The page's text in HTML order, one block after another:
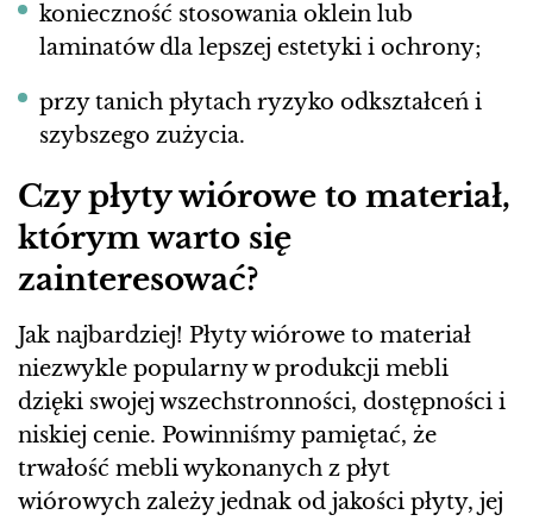
konieczność stosowania oklein lub
laminatów dla lepszej estetyki i ochrony;
przy tanich płytach ryzyko odkształceń i
szybszego zużycia.
Czy płyty wiórowe to materiał,
którym warto się
zainteresować?
Jak najbardziej! Płyty wiórowe to materiał
niezwykle popularny w produkcji mebli
dzięki swojej wszechstronności, dostępności i
niskiej cenie. Powinniśmy pamiętać, że
trwałość mebli wykonanych z płyt
wiórowych zależy jednak od jakości płyty, jej